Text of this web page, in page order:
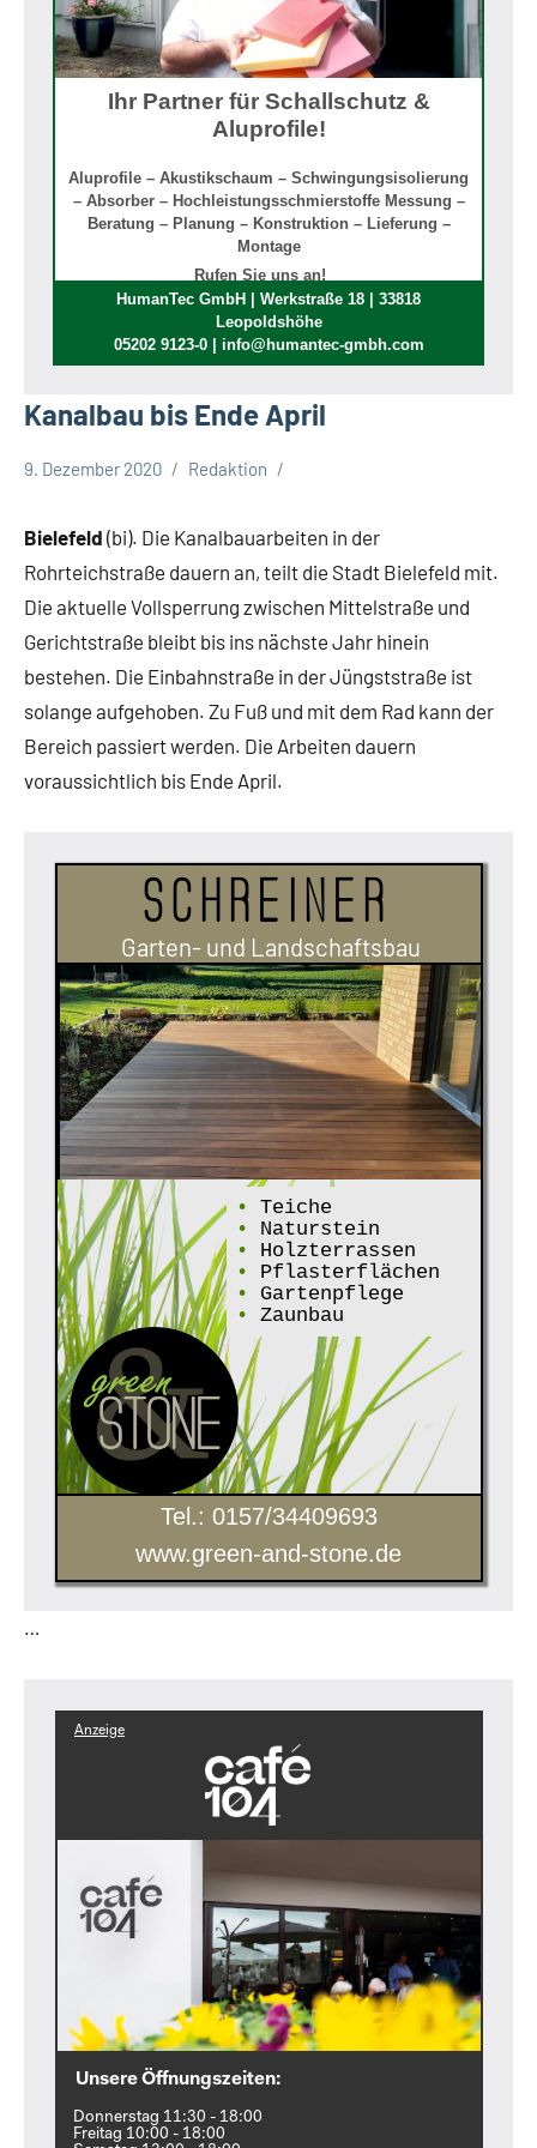
Ihr Partner für Schallschutz &
Aluprofile!
Aluprofile – Akustikschaum – Schwingungsisolierung
– Absorber – Hochleistungsschmierstoffe Messung –
Beratung – Planung – Konstruktion – Lieferung –
Montage
Rufen Sie uns an!
HumanTec GmbH | Werkstraße 18 | 33818
Leopoldshöhe
05202 9123-0 | info@humantec-gmbh.com
Kanalbau bis Ende April
9. Dezember 2020 Redaktion
Bielefeld (bi). Die Kanalbauarbeiten in der
Rohrteichstraße dauern an, teilt die Stadt Bielefeld mit.
Die aktuelle Vollsperrung zwischen Mittelstraße und
Gerichtstraße bleibt bis ins nächste Jahr hinein
bestehen. Die Einbahnstraße in der Jüngststraße ist
solange aufgehoben. Zu Fuß und mit dem Rad kann der
Bereich passiert werden. Die Arbeiten dauern
voraussichtlich bis Ende April.
Schreiner
Garten- und Landschaftsbau
•
Teiche
•
Naturstein
•
Holzterrassen
•
Pflasterflächen
•
Gartenpflege
•
Zaunbau
Tel.: 0157/34409693
www.green-and-stone.de
…
Anzeige
Unsere Öffnungszeiten:
Donnerstag 11:30 - 18:00
Freitag 10:00 - 18:00